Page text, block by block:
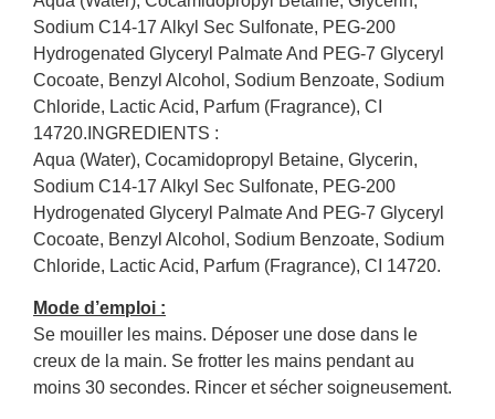
Sodium C14-17 Alkyl Sec Sulfonate, PEG-200
Hydrogenated Glyceryl Palmate And PEG-7 Glyceryl
Cocoate, Benzyl Alcohol, Sodium Benzoate, Sodium
Chloride, Lactic Acid, Parfum (Fragrance), CI
14720.INGREDIENTS :
Aqua (Water), Cocamidopropyl Betaine, Glycerin,
Sodium C14-17 Alkyl Sec Sulfonate, PEG-200
Hydrogenated Glyceryl Palmate And PEG-7 Glyceryl
Cocoate, Benzyl Alcohol, Sodium Benzoate, Sodium
Chloride, Lactic Acid, Parfum (Fragrance), CI 14720.
Mode d’emploi :
Se mouiller les mains. Déposer une dose dans le
creux de la main. Se frotter les mains pendant au
moins 30 secondes. Rincer et sécher soigneusement.